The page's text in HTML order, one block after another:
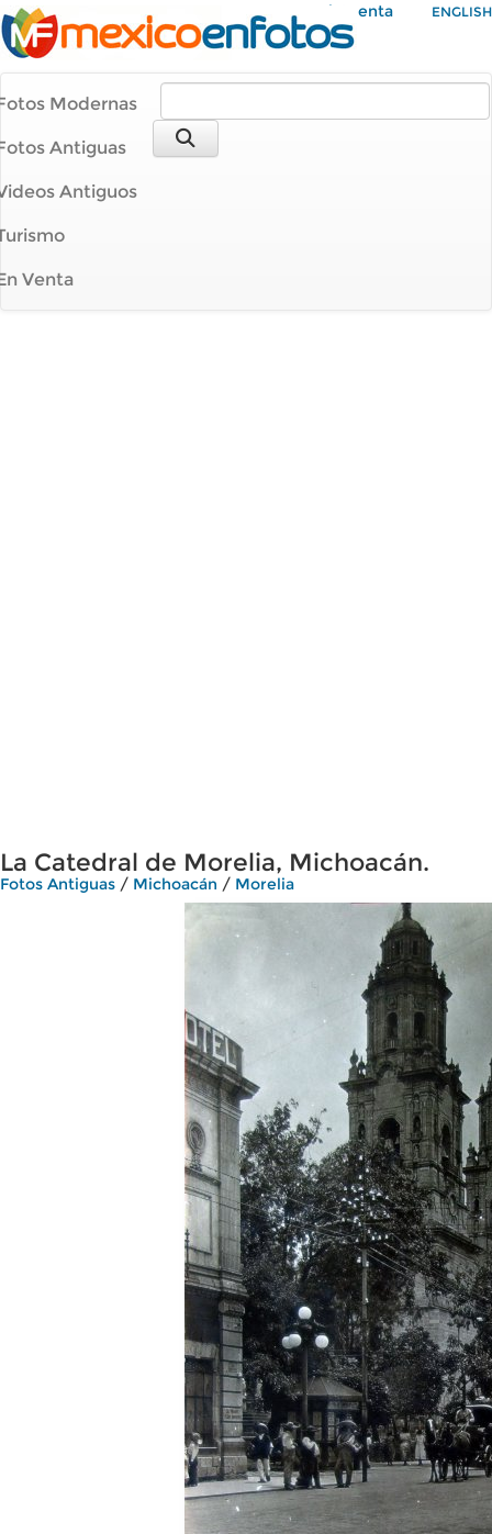
Mi Cuenta ENGLISH
Modernas
Antiguas
Antiguos
Venta
La Catedral de Morelia, Michoacán.
Fotos Antiguas / Michoacán / Morelia